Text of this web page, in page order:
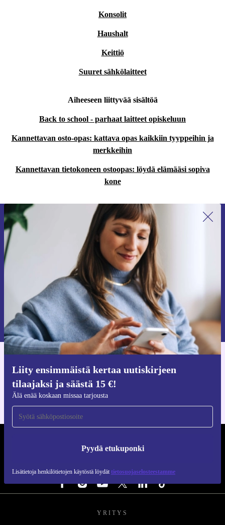
Konsolit
Haushalt
Keittiö
Suuret sähkölaitteet
Aiheeseen liittyvää sisältöä
Back to school - parhaat laitteet opiskeluun
Kannettavan osto-opas: kattava opas kaikkiin tyyppeihin ja
merkkeihin
Kannettavan tietokoneen ostoopas: löydä elämääsi sopiva
kone
Liity ensimmäistä kertaa uutiskirjeen
tilaajaksi ja säästä 15 €!
Älä enää koskaan missaa tarjousta
Pyydä etukuponki
Lisätietoja henkilötietojen käytöstä löydät tietosuojaselosteestamme
Liity ensimmäistä kertaa uutiskirjeen
tilaajaksi ja säästä 15 €!
Älä missaa enää yhtäkään tarjousta.
Pyydä etukuponki
Lisätietoja henkilötietojen käytöstä löydättietosuojaselosteestamme.
iOS:lle ja Androidille
YRITYS